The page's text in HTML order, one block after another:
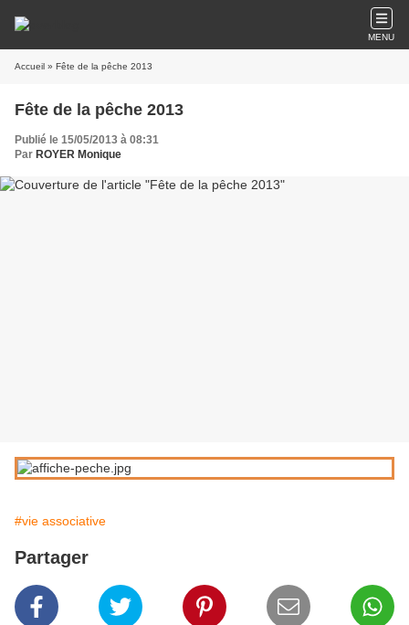
MENU
Accueil » Fête de la pêche 2013
Fête de la pêche 2013
Publié le 15/05/2013 à 08:31
Par ROYER Monique
#vie associative
Partager